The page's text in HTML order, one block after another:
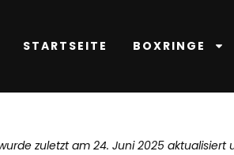
STARTSEITE BOXRINGE
zuletzt am 24. Juni 2025